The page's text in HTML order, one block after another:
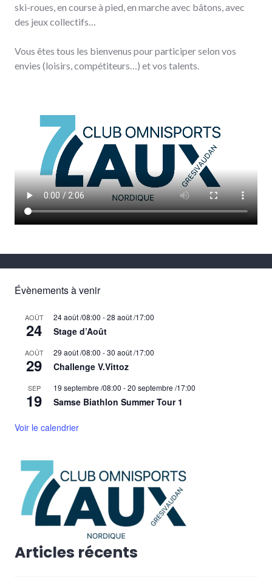
ski-roues, en course à pied, en marche avec bâtons, avec
des jeux collectifs…
Vous êtes tous les bienvenus pour participer selon vos
envies (loisirs, compétiteurs…) et vos talents.
Évènements à venir
AOÛT
24
24 août /08:00 -28 août /17:00
Stage d’Août
AOÛT
29
29 août /08:00 -30 août /17:00
Challenge V.Vittoz
SEP
19
19 septembre /08:00 -20 septembre /17:00
Samse Biathlon Summer Tour 1
Voir le calendrier
Articles récents